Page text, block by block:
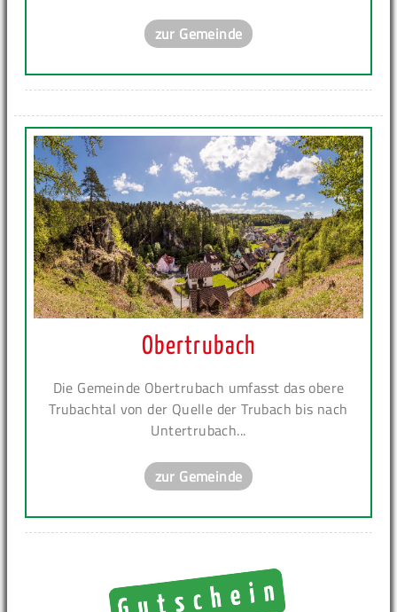
zur Gemeinde
Obertrubach
Die Gemeinde Obertrubach umfasst das obere
Trubachtal von der Quelle der Trubach bis nach
Untertrubach...
zur Gemeinde